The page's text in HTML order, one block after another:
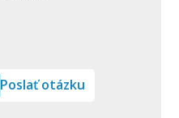
Poslať otázku